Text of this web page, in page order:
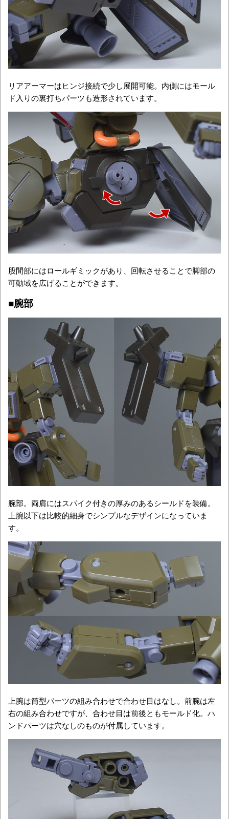
リアアーマーはヒンジ接続で少し展開可能。内側にはモール
ド入りの裏打ちパーツも造形されています。
股間部にはロールギミックがあり、回転させることで脚部の
可動域を広げることができます。
■腕部
腕部。両肩にはスパイク付きの厚みのあるシールドを装備。
上腕以下は比較的細身でシンプルなデザインになっていま
す。
上腕は筒型パーツの組み合わせで合わせ目はなし。前腕は左
右の組み合わせですが、合わせ目は前後ともモールド化。ハ
ンドパーツは穴なしのものが付属しています。